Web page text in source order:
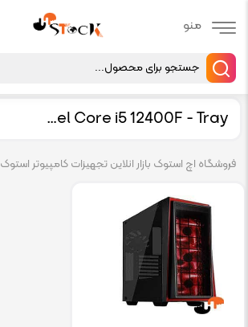
Intel Core i5 12400F - Tray
فروشگاه اچ استوک بازار انلاین تجهیزات کامپیوتر استوک